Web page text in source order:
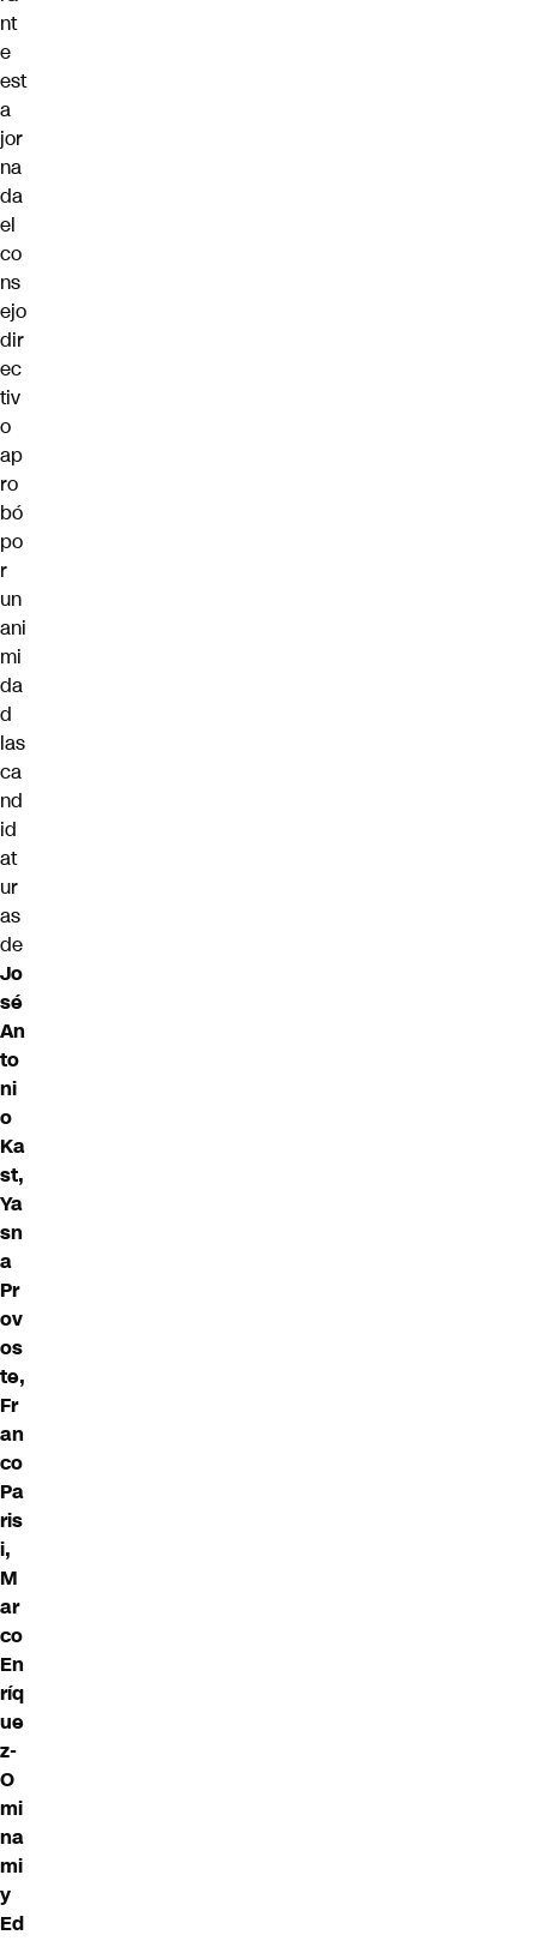
nt
e
est
a
jor
na
da
el
co
ns
ejo
dir
ec
tiv
o
ap
ro
bó
po
r
un
ani
mi
da
d
las
ca
nd
id
at
ur
as
de
Jo
sé
An
to
ni
o
Ka
st,
Ya
sn
a
Pr
ov
os
te,
Fr
an
co
Pa
ris
i,
M
ar
co
En
ríq
ue
z-
O
mi
na
mi
y
Ed